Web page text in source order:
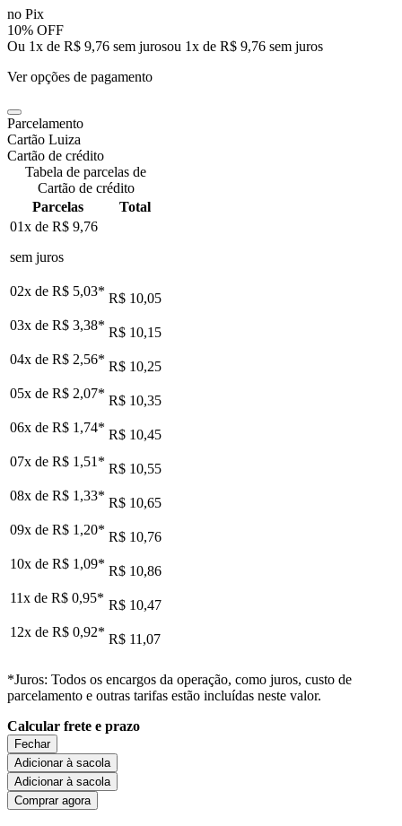
no Pix
10% OFF
Ou 1x de R$ 9,76 sem jurosou 1x de R$ 9,76 sem juros
Ver opções de pagamento
Parcelamento
Cartão Luiza
Cartão de crédito
Tabela de parcelas de
Cartão de crédito
Parcelas
Total
01x de R$ 9,76
sem juros
02x de R$ 5,03* R$ 10,05
03x de R$ 3,38* R$ 10,15
04x de R$ 2,56* R$ 10,25
05x de R$ 2,07* R$ 10,35
06x de R$ 1,74* R$ 10,45
07x de R$ 1,51 * R$ 10,55
08x de R$ 1,33* R$ 10,65
09x de R$ 1,20* R$ 10,76
10x de R$ 1,09* R$ 10,86
11x de R$ 0,95* R$ 10,47
12x de R$ 0,92* R$ 11,07
*Juros: Todos os encargos da operação, como juros, custo de
parcelamento e outras tarifas estão incluídas neste valor.
Calcular frete e prazo
Fechar
Adicionar à sacola
Adicionar à sacola
Comprar agora